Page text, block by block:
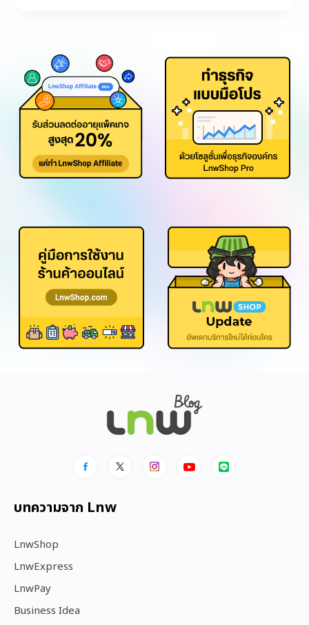
บทความจาก Lnw
LnwShop
LnwExpress
LnwPay
Business Idea